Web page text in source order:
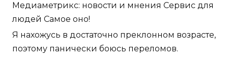
Медиаметрикс: новости и мнения Сервис для
людей Самое оно!
Я нахожусь в достаточно преклонном возрасте,
поэтому панически боюсь переломов.